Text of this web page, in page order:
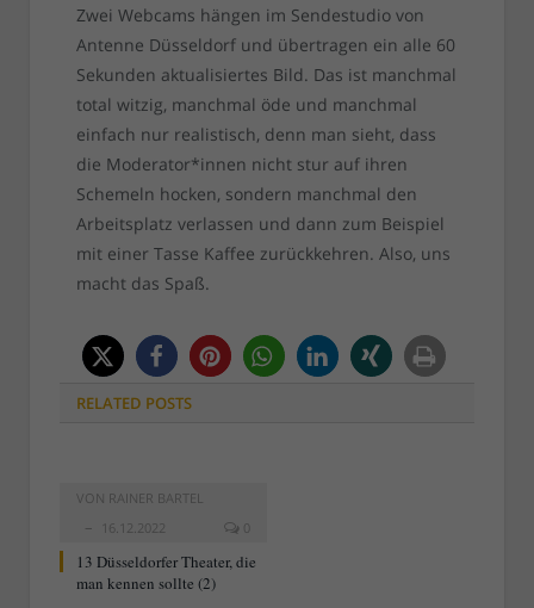
Zwei Webcams hängen im Sendestudio von
Antenne Düsseldorf und übertragen ein alle 60
Sekunden aktualisiertes Bild. Das ist manchmal
total witzig, manchmal öde und manchmal
einfach nur realistisch, denn man sieht, dass
die Moderator*innen nicht stur auf ihren
Schemeln hocken, sondern manchmal den
Arbeitsplatz verlassen und dann zum Beispiel
mit einer Tasse Kaffee zurückkehren. Also, uns
macht das Spaß.
RELATED POSTS
VON RAINER BARTEL
16.12.2022
0
13 Düsseldorfer Theater, die
man kennen sollte (2)